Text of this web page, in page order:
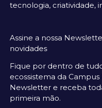
tecnologia, criatividade,
Assine a nossa
novidades
Fique por dentro de
ecossistema da Campus
Newsletter e receba
primeira mão.